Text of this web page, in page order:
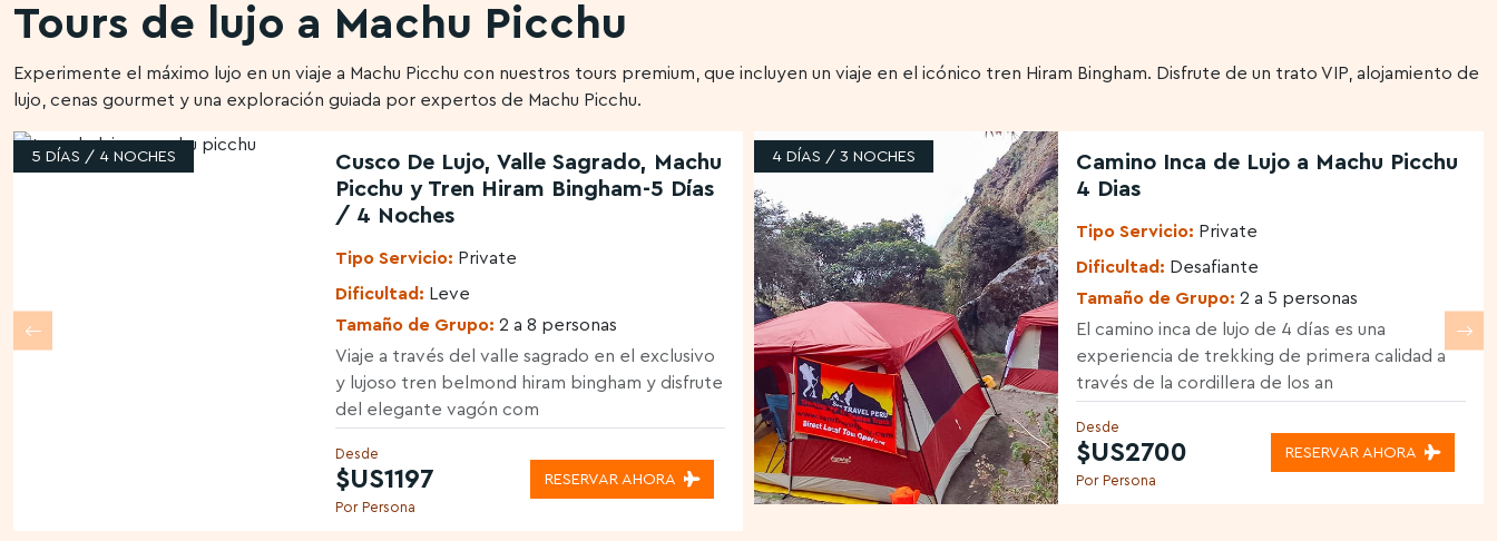
Tours de lujo a Machu Picchu
Experimente el máximo lujo en un viaje a Machu Picchu con nuestros tours premium, que incluyen un viaje en el icónico tren Hiram Bingham. Disfrute de un trato VIP, alojamiento de
lujo, cenas gourmet y una exploración guiada por expertos de Machu Picchu.
5 DÍAS / 4 NOCHES
Cusco De Lujo, Valle Sagrado, Machu
Picchu y Tren Hiram Bingham-5 Días
/ 4 Noches
Tipo Servicio: Private
Dificultad: Leve
Tamaño de Grupo: 2 a 8 personas
Viaje a través del valle sagrado en el exclusivo
y lujoso tren belmond hiram bingham y disfrute
del elegante vagón com
Desde
$US1197
Por Persona
RESERVAR AHORA
4 DÍAS / 3 NOCHES
Camino Inca de Lujo a Machu Picchu
4 Dias
Tipo Servicio: Private
Dificultad: Desafiante
Tamaño de Grupo: 2 a 5 personas
El camino inca de lujo de 4 días es una
experiencia de trekking de primera calidad a
través de la cordillera de los an
Desde
$US2700
Por Persona
RESERVAR AHORA